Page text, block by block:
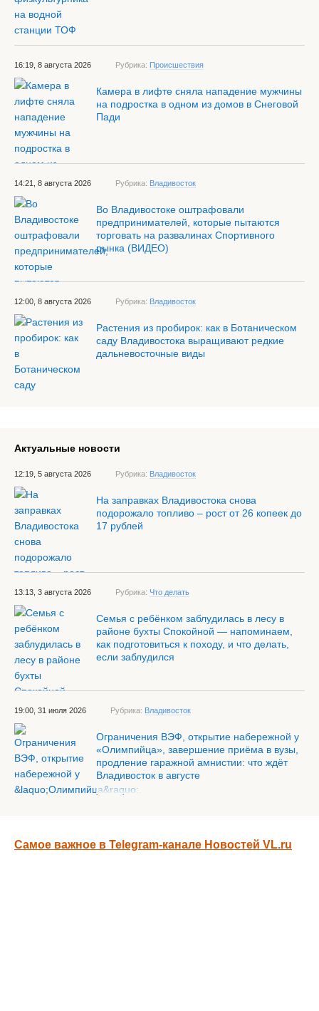
16:19, 8 августа 2026 Рубрика: Происшествия
Камера в лифте сняла нападение мужчины
на подростка в одном из домов в Снеговой
Пади
14:21, 8 августа 2026 Рубрика: Владивосток
Во Владивостоке оштрафовали
предпринимателей, которые пытаются
торговать на развалинах Спортивного
рынка (ВИДЕО)
12:00, 8 августа 2026 Рубрика: Владивосток
Растения из пробирок: как в Ботаническом
саду Владивостока выращивают редкие
дальневосточные виды
Актуальные новости
12:19, 5 августа 2026 Рубрика: Владивосток
На заправках Владивостока снова
подорожало топливо – рост от 26 копеек до
17 рублей
13:13, 3 августа 2026 Рубрика: Что делать
Семья с ребёнком заблудилась в лесу в
районе бухты Спокойной — напоминаем,
как подготовиться к походу, и что делать,
если заблудился
19:00, 31 июля 2026 Рубрика: Владивосток
Ограничения ВЭФ, открытие набережной у
«Олимпийца», завершение приёма в вузы,
продление гаражной амнистии: что ждёт
Владивосток в августе
Самое важное в Telegram-канале Новостей VL.ru